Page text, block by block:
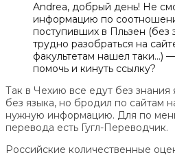
Andrea, добрый день! Не
информацию по
поступивших в Пльзен (без
трудно разобраться на
факультетам нашел таки…)
помочь и кинуть ссылку?
Так в Чехию все едут без знания
без языка, но бродил по сайтам
нужную информацию. Для по
перевода есть Гугл-Переводчик.
Российские количественные